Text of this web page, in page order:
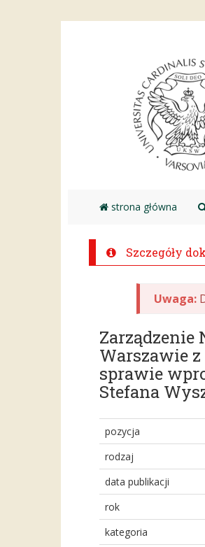
strona główna
Szczegóły
Uwaga:
Zarządzenie
Warszawie
sprawie
Stefana
pozycja
rodzaj
data publikacji
rok
kategoria